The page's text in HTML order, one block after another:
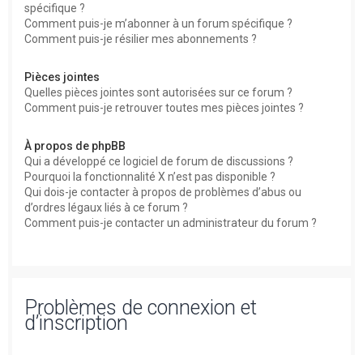
spécifique ?
Comment puis-je m’abonner à un forum spécifique ?
Comment puis-je résilier mes abonnements ?
Pièces jointes
Quelles pièces jointes sont autorisées sur ce forum ?
Comment puis-je retrouver toutes mes pièces jointes ?
À propos de phpBB
Qui a développé ce logiciel de forum de discussions ?
Pourquoi la fonctionnalité X n’est pas disponible ?
Qui dois-je contacter à propos de problèmes d’abus ou
d’ordres légaux liés à ce forum ?
Comment puis-je contacter un administrateur du forum ?
Problèmes de connexion et
d’inscription